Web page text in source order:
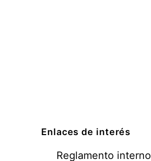
Enlaces de interés
Reglamento interno